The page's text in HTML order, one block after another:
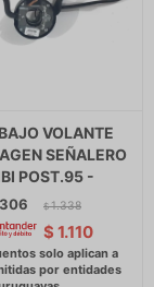
VOLANTE
SEÑALERO
POST.95 -
$ 1.338
$ 1.110